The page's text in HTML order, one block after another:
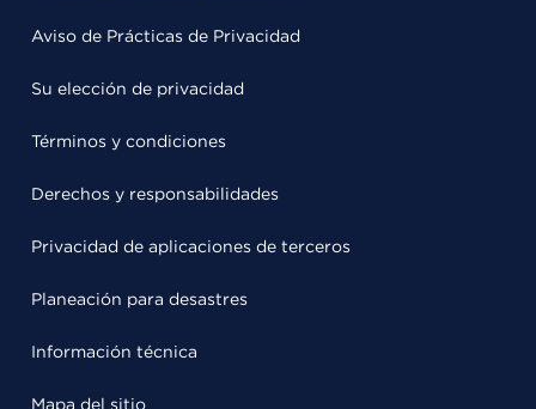
Aviso de Prácticas de Privacidad
Su elección de privacidad
Términos y condiciones
Derechos y responsabilidades
Privacidad de aplicaciones de terceros
Planeación para desastres
Información técnica
Mapa del sitio